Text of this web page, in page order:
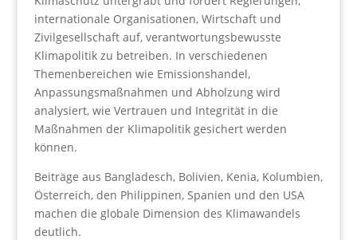
internationale Organisationen, Wirtschaft und
Zivilgesellschaft auf, verantwortungsbewusste
Klimapolitik zu betreiben. In verschiedenen
Themenbereichen wie Emissionshandel,
Anpassungsmaßnahmen und Abholzung wird
analysiert, wie Vertrauen und Integrität in die
Maßnahmen der Klimapolitik gesichert werden
können.
Beiträge aus Bangladesch, Bolivien, Kenia, Kolumbien,
Österreich, den Philippinen, Spanien und den USA
machen die globale Dimension des Klimawandels
deutlich.